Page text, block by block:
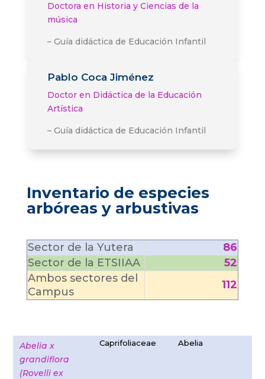
Doctora en Historia y Ciencias de la
música
– Guía didáctica de Educación Infantil
Pablo Coca Jiménez
Doctor en Didáctica de la Educación
Artística
– Guía didáctica de Educación Infantil
Inventario de especies
arbóreas y arbustivas
Sector de la Yutera
86
Sector de la ETSIIAA
52
Ambos sectores del
Campus
112
Abelia x
grandiflora
(Rovelli ex
Caprifoliaceae Abelia